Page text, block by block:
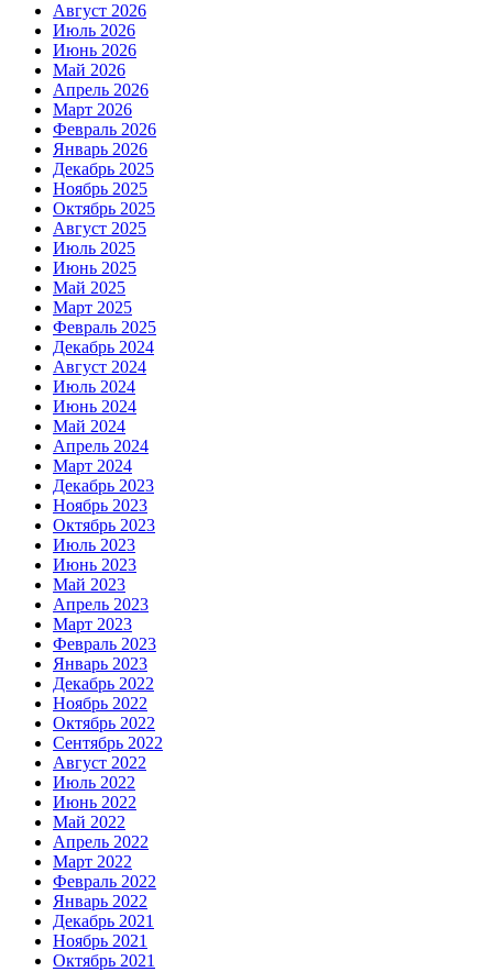
Август 2026
Июль 2026
Июнь 2026
Май 2026
Апрель 2026
Март 2026
Февраль 2026
Январь 2026
Декабрь 2025
Ноябрь 2025
Октябрь 2025
Август 2025
Июль 2025
Июнь 2025
Май 2025
Март 2025
Февраль 2025
Декабрь 2024
Август 2024
Июль 2024
Июнь 2024
Май 2024
Апрель 2024
Март 2024
Декабрь 2023
Ноябрь 2023
Октябрь 2023
Июль 2023
Июнь 2023
Май 2023
Апрель 2023
Март 2023
Февраль 2023
Январь 2023
Декабрь 2022
Ноябрь 2022
Октябрь 2022
Сентябрь 2022
Август 2022
Июль 2022
Июнь 2022
Май 2022
Апрель 2022
Март 2022
Февраль 2022
Январь 2022
Декабрь 2021
Ноябрь 2021
Октябрь 2021